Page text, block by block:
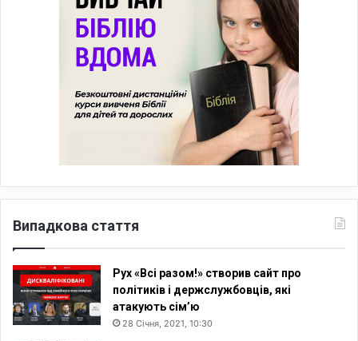
Випадкова стаття
Рух «Всі разом!» створив сайт про
політиків і держслужбовців, які
атакують сім’ю
28 Січня, 2021, 10:30